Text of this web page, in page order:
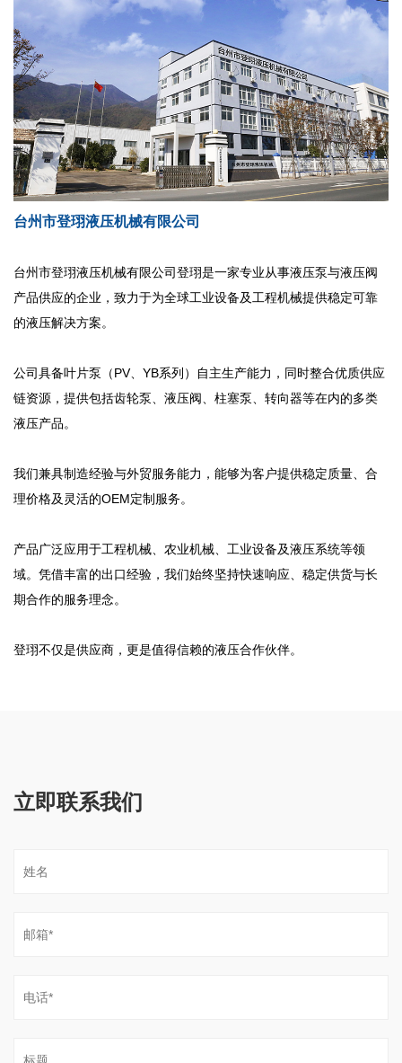
台州市登珝液压机械有限公司
台州市登珝液压机械有限公司登珝是一家专业从事液压泵与液压阀
产品供应的企业，致力于为全球工业设备及工程机械提供稳定可靠
的液压解决方案。
公司具备叶片泵（PV、YB系列）自主生产能力，同时整合优质供应
链资源，提供包括齿轮泵、液压阀、柱塞泵、转向器等在内的多类
液压产品。
我们兼具制造经验与外贸服务能力，能够为客户提供稳定质量、合
理价格及灵活的OEM定制服务。
产品广泛应用于工程机械、农业机械、工业设备及液压系统等领
域。凭借丰富的出口经验，我们始终坚持快速响应、稳定供货与长
期合作的服务理念。
登珝不仅是供应商，更是值得信赖的液压合作伙伴。
立即联系我们
12-01-2023